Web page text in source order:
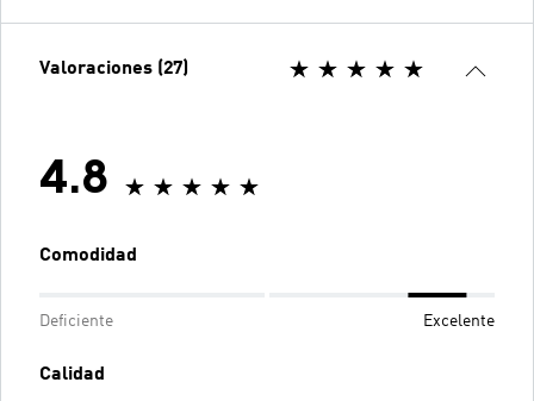
Valoraciones (27)
4.8
Comodidad
Deficiente Excelente
Calidad